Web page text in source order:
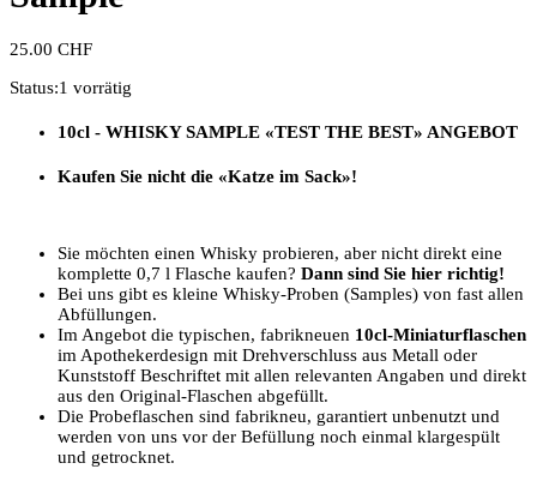
25.00 CHF
Status:1 vorrätig
10cl - WHISKY SAMPLE «TEST THE BEST» ANGEBOT
Kaufen Sie nicht die «Katze im Sack»!
Sie möchten einen Whisky probieren, aber nicht direkt eine
komplette 0,7 l Flasche kaufen? Dann sind Sie hier richtig!
Bei uns gibt es kleine Whisky-Proben (Samples) von fast allen
Abfüllungen.
Im Angebot die typischen, fabrikneuen 10cl-Miniaturflaschen
im Apothekerdesign mit Drehverschluss aus Metall oder
Kunststoff Beschriftet mit allen relevanten Angaben und direkt
aus den Original-Flaschen abgefüllt.
Die Probeflaschen sind fabrikneu, garantiert unbenutzt und
werden von uns vor der Befüllung noch einmal klargespült
und getrocknet.